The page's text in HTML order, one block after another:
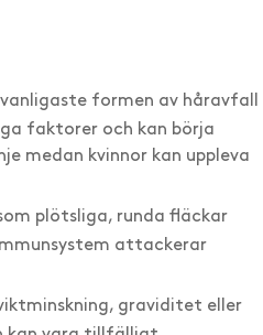
formen av håravfall
faktorer och kan börja
medan kvinnor kan uppleva
plötsliga, runda fläckar
attackerar
graviditet eller